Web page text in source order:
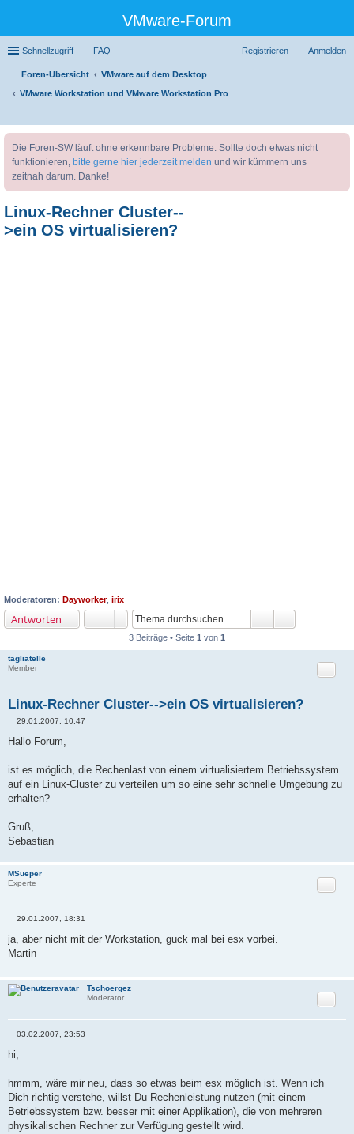
VMware-Forum
Schnellzugriff FAQ Anmelden
Registrieren
Foren-Übersicht
VMware auf dem Desktop
VMware Workstation und VMware Workstation Pro
uc
Die Foren-SW läuft ohne erkennbare Probleme. Sollte doch etwas nicht
funktionieren, bitte gerne hier jederzeit melden und wir kümmern uns
zeitnah darum. Danke!
Linux-Rechner Cluster--
>ein OS virtualisieren?
Moderatoren: Dayworker, irix
Antworten
3 Beiträge • Seite 1 von 1
tagliatelle
Member
Linux-Rechner Cluster-->ein OS virtualisieren?
Zitat
e
i
r
a
g
29.01.2007, 10:47
Hallo Forum,
ist es möglich, die Rechenlast von einem virtualisiertem Betriebssystem
auf ein Linux-Cluster zu verteilen um so eine sehr schnelle Umgebung zu
erhalten?
Gruß,
Sebastian
MSueper
Experte
Zitat
i
t
g
29.01.2007, 18:31
ja, aber nicht mit der Workstation, guck mal bei esx vorbei.
Martin
Tschoergez
Moderator
Zitat
i
a
g
03.02.2007, 23:53
hi,
hmmm, wäre mir neu, dass so etwas beim esx möglich ist. Wenn ich
Dich richtig verstehe, willst Du Rechenleistung nutzen (mit einem
Betriebssystem bzw. besser mit einer Applikation), die von mehreren
physikalischen Rechner zur Verfügung gestellt wird.